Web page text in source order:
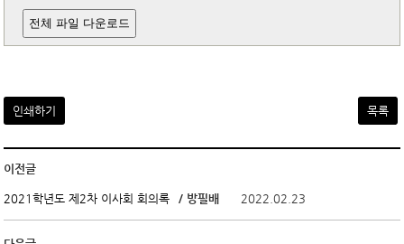
전체 파일 다운로드
인쇄하기 목록
이전글
2021학년도 제2차 이사회 회의록 / 방필배 2022.02.23